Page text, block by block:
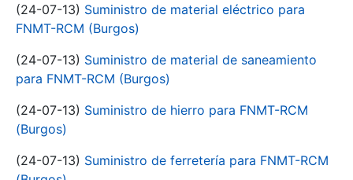
(24-07-13) Suministro de material eléctrico para
FNMT-RCM (Burgos)
(24-07-13) Suministro de material de saneamiento
para FNMT-RCM (Burgos)
(24-07-13) Suministro de hierro para FNMT-RCM
(Burgos)
(24-07-13) Suministro de ferretería para FNMT-RCM